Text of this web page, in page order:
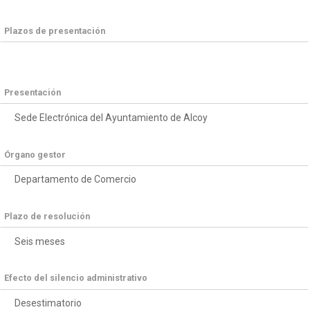
Plazos de presentación
Presentación
Sede Electrónica del Ayuntamiento de Alcoy
Órgano gestor
Departamento de Comercio
Plazo de resolución
Seis meses
Efecto del silencio administrativo
Desestimatorio